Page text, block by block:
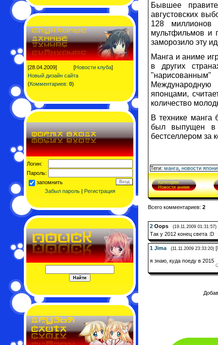
[28.04.2009] [Новости клуба]
Новый дизайн сайта
(Комментариев: 0)
Логин:
Пароль:
запомнить
Забыл пароль| Регистрация
Бывшее
августовских
128 миллионов
мультфильмов и
заморозило эту
Манга и аниме
в других
японцами,
количество
В технике манга
был выпущен в
бестселлером за
Теги: манга новости
Категория:
Новости аниме
Всего комментариев: 2
2 Oops (19.11.2009 01:31:57)
Так у 2012 конец света :D
1 Jima (11.11.2009 23:33:20) [
я знаю, куда поеду в 2015